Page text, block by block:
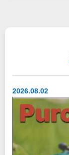
2026.08.02